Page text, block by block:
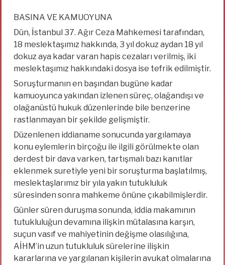
BASINA VE KAMUOYUNA
Dün, İstanbul 37. Ağır Ceza Mahkemesi tarafından,
18 meslektaşımız hakkında, 3 yıl dokuz aydan 18 yıl
dokuz aya kadar varan hapis cezaları verilmiş, iki
meslektaşımız hakkındaki dosya ise tefrik edilmiştir.
Soruşturmanın en başından bugüne kadar
kamuoyunca yakından izlenen süreç, olağandışı ve
olağanüstü hukuk düzenlerinde bile benzerine
rastlanmayan bir şekilde gelişmiştir.
Düzenlenen iddianame sonucunda yargılamaya
konu eylemlerin birçoğu ile ilgili görülmekte olan
derdest bir dava varken, tartışmalı bazı kanıtlar
eklenmek suretiyle yeni bir soruşturma başlatılmış,
meslektaşlarımız bir yıla yakın tutukluluk
süresinden sonra mahkeme önüne çıkabilmişlerdir.
Günler süren duruşma sonunda, iddia makamının
tutukluluğun devamına ilişkin mütalasına karşın,
suçun vasıf ve mahiyetinin değişme olasılığına,
AİHM’in uzun tutukluluk sürelerine ilişkin
kararlarına ve yargılanan kişilerin avukat olmalarına